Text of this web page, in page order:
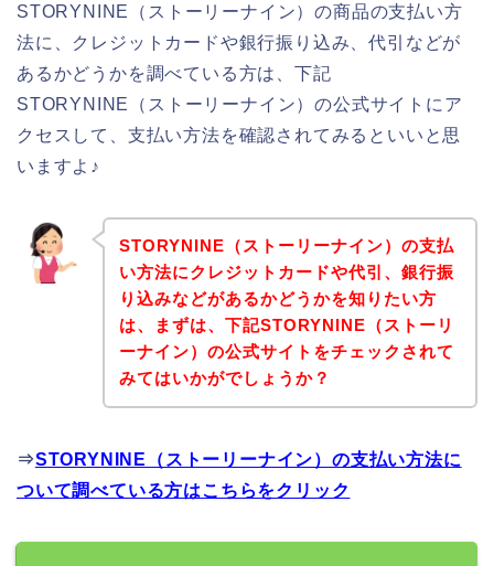
STORYNINE（ストーリーナイン）の商品の支払い方
法に、クレジットカードや銀行振り込み、代引などが
あるかどうかを調べている方は、下記
STORYNINE（ストーリーナイン）の公式サイトにア
クセスして、支払い方法を確認されてみるといいと思
いますよ♪
STORYNINE（ストーリーナイン）の支払
い方法にクレジットカードや代引、銀行振
り込みなどがあるかどうかを知りたい方
は、まずは、下記STORYNINE（ストーリ
ーナイン）の公式サイトをチェックされて
みてはいかがでしょうか？
⇒STORYNINE（ストーリーナイン）の支払い方法に
ついて調べている方はこちらをクリック